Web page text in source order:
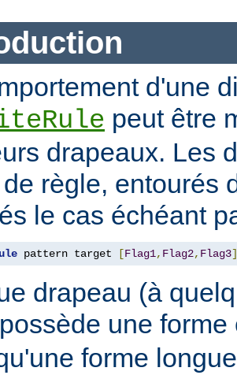
d'une
peut être
drapeaux. Les
règle, entourés
le cas échéant
pattern target [Flag1, Flag2, Flag3]
drapeau (à
une
forme